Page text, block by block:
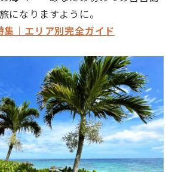
になりますように。
集｜エリア別完全ガイド